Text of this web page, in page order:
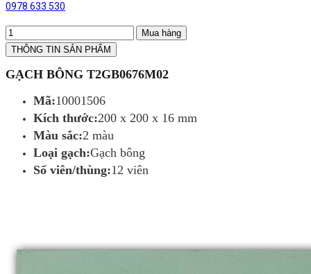
0978 633 530
Mua hàng
THÔNG TIN SẢN PHẨM
GẠCH BÔNG T2GB0676M02
Mã:10001506
Kích thước:200 x 200 x 16 mm
Màu sắc:2 màu
Loại gạch:Gạch bông
Số viên/thùng:12 viên